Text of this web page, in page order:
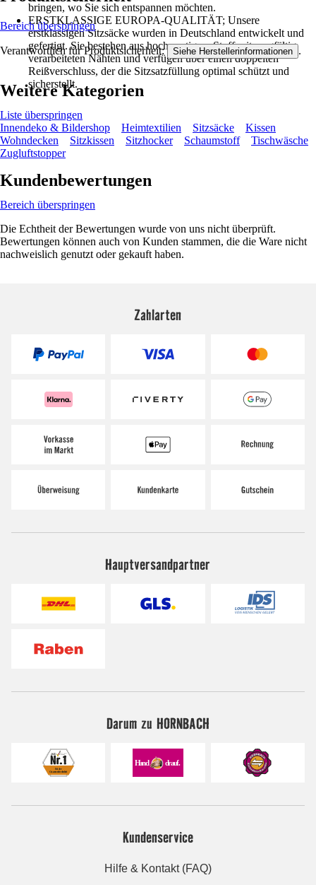
bringen, wo Sie sich entspannen möchten.
ERSTKLASSIGE EUROPA-QUALITÄT; Unsere
erstklassigen Sitzsäcke wurden in Deutschland entwickelt und
gefertigt. Sie bestehen aus hochwertigem Stoff mit sorgfältig
verarbeiteten Nähten und verfügen über einen doppelten
Reißverschluss, der die Sitzsatzfüllung optimal schützt und
sicherstellt.
Bereich überspringen
Verantwortlich für Produktsicherheit: Siehe Herstellerinformationen .
Weitere Kategorien
Liste überspringen
Innendeko & Bildershop
Heimtextilien Sitzsäcke
Kissen
Wohndecken
Sitzkissen Sitzhocker Schaumstoff
Tischwäsche
Zugluftstopper
Kundenbewertungen
Bereich überspringen
Die Echtheit der Bewertungen wurde von uns nicht überprüft.
Bewertungen können auch von Kunden stammen, die die Ware nicht
nachweislich genutzt oder gekauft haben.
Zahlarten
Hauptversandpartner
Darum zu HORNBACH
Kundenservice
Hilfe & Kontakt (FAQ)